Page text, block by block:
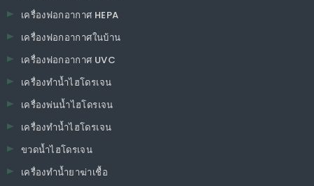
เครื่องฟอกอากาศ HEPA
เครื่องฟอกอากาศในบ้าน
เครื่องฟอกอากาศ UVC
เครื่องทำน้ำไฮโดรเจน
เครื่องพ่นน้ำไฮโดรเจน
เครื่องทำน้ำไฮโดรเจน
ขวดน้ำไฮโดรเจน
เครื่องทำน้ำยาฆ่าเชื้อ